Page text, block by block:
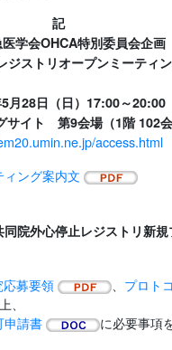
記
医学会OHCA特別委員会企画
ジストリオープンミーティ
月28日（日）17:00～20:00
サイト 第9会場（1階 102会
access.html
ング案内文
院外心停止レジストリ新
募要領 、 プロト
、
請書
に必要事項